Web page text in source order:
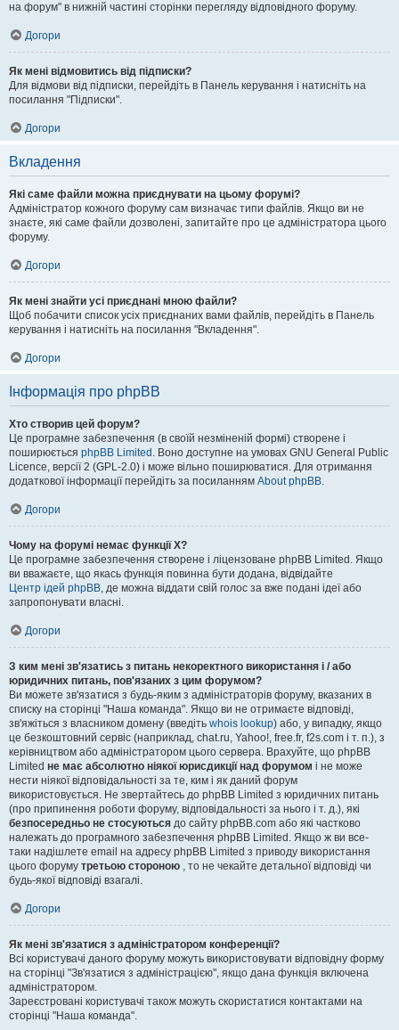
на форум" в нижній частині сторінки перегляду відповідного форуму.
Догори
Як мені відмовитись від підписки?
Для відмови від підписки, перейдіть в Панель керування і натисніть на
посилання "Підписки".
Догори
Вкладення
Які саме файли можна приєднувати на цьому форумі?
Адміністратор кожного форуму сам визначає типи файлів. Якщо ви не
знаєте, які саме файли дозволені, запитайте про це адміністратора цього
форуму.
Догори
Як мені знайти усі приєднані мною файли?
Щоб побачити список усіх приєднаних вами файлів, перейдіть в Панель
керування і натисніть на посилання "Вкладення".
Догори
Інформація про phpBB
Хто створив цей форум?
Це програмне забезпечення (в своїй незміненій формі) створене і
поширюється phpBB Limited . Воно доступне на умовах GNU General Public
Licence, версії 2 (GPL-2.0) і може вільно поширюватися. Для отримання
додаткової інформації перейдіть за посиланням About phpBB.
Догори
Чому на форумі немає функції X?
Це програмне забезпечення створене і ліцензоване phpBB Limited. Якщо
ви вважаєте, що якась функція повинна бути додана, відвідайте
Центр ідей phpBB, де можна віддати свій голос за вже подані ідеї або
запропонувати власні.
Догори
З ким мені зв'язатись з питань некоректного використання і / або
юридичних питань, пов'язаних з цим форумом?
Ви можете зв'язатися з будь-яким з адміністраторів форуму, вказаних в
списку на сторінці "Наша команда". Якщо ви не отримаєте відповіді,
зв'яжіться з власником домену (введіть whois lookup) або, у випадку, якщо
це безкоштовний сервіс (наприклад, chat.ru, Yahoo!, free.fr, f2s.com і т. п.), з
керівництвом або адміністратором цього сервера. Врахуйте, що phpBB
Limited не має абсолютно ніякої юрисдикції над форумом і не може
нести ніякої відповідальності за те, ким і як даний форум
використовується. Не звертайтесь до phpBB Limited з юридичних питань
(про припинення роботи форуму, відповідальності за нього і т. д.), які
безпосередньо не стосуються до сайту phpBB.com або які частково
належать до програмного забезпечення phpBB Limited. Якщо ж ви все-
таки надішлете email на адресу phpBB Limited з приводу використання
цього форуму третьою стороною , то не чекайте детальної відповіді чи
будь-якої відповіді взагалі.
Догори
Як мені зв'язатися з адміністратором конференції?
Всі користувачі даного форуму можуть використовувати відповідну форму
на сторінці "Зв'язатися з адміністрацією", якщо дана функція включена
адміністратором.
Зареєстровані користувачі також можуть скористатися контактами на
сторінці "Наша команда".